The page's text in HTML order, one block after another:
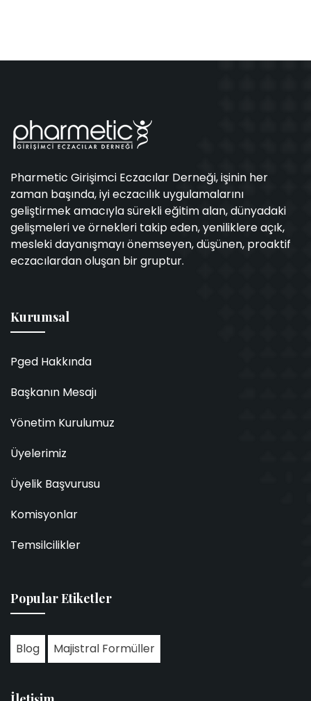
Pharmetic Girişimci Eczacılar Derneği, işinin her
zaman başında, iyi eczacılık uygulamalarını
geliştirmek amacıyla sürekli eğitim alan, dünyadaki
gelişmeleri ve örnekleri takip eden, yeniliklere açık,
mesleki dayanışmayı önemseyen, düşünen, proaktif
eczacılardan oluşan bir gruptur.
Kurumsal
Pged Hakkında
Başkanın Mesajı
Yönetim Kurulumuz
Üyelerimiz
Üyelik Başvurusu
Komisyonlar
Temsilcilikler
Popular Etiketler
Blog Majistral Formüller